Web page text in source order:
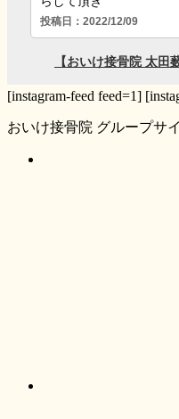
[instagram-feed feed=1]
おいけ接骨院 グループサ